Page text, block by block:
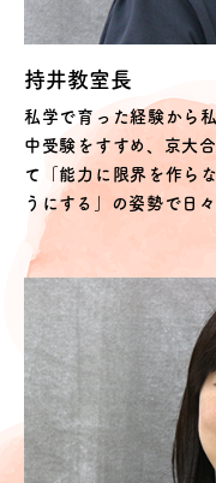
持井教室長
私学で育った経験から
中受験をすすめ、京大
て「能力に限界を作ら
うにする」の姿勢で日